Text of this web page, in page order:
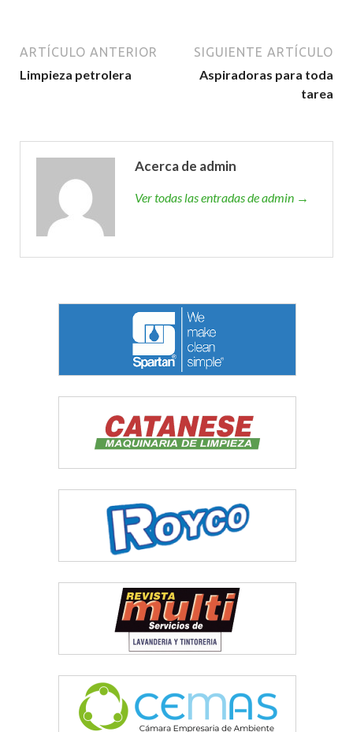
ARTÍCULO ANTERIOR
Limpieza petrolera
SIGUIENTE ARTÍCULO
Aspiradoras para toda
tarea
Acerca de admin
Ver todas las entradas de admin →